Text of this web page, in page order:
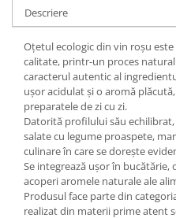
Descriere
Oțetul ecologic din vin roșu
calitate, printr-un proces
caracterul autentic al
ușor acidulat și o aromă
preparatele de zi cu zi.
Datorită profilului său
salate cu legume proaspete,
culinare în care se dorește
Se integrează ușor în
acoperi aromele naturale ale
Produsul face parte din
realizat din materii prime atent